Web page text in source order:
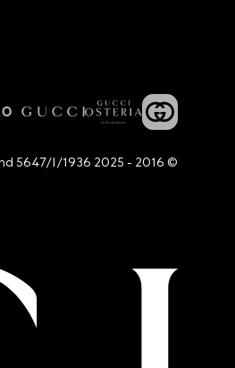
© 2016 - 2025 Guccio Gucci S.p.A. - All rights reserved. SIAE LICENCE # 2294/I/1936 and 5647/I/1936